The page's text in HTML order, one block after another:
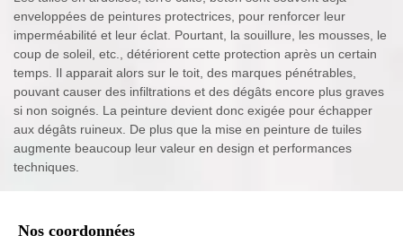
enveloppées de peintures protectrices, pour renforcer leur
imperméabilité et leur éclat. Pourtant, la souillure, les mousses, le
coup de soleil, etc., détériorent cette protection après un certain
temps. Il apparait alors sur le toit, des marques pénétrables,
pouvant causer des infiltrations et des dégâts encore plus graves
si non soignés. La peinture devient donc exigée pour échapper
aux dégâts ruineux. De plus que la mise en peinture de tuiles
augmente beaucoup leur valeur en design et performances
techniques.
Nos coordonnées